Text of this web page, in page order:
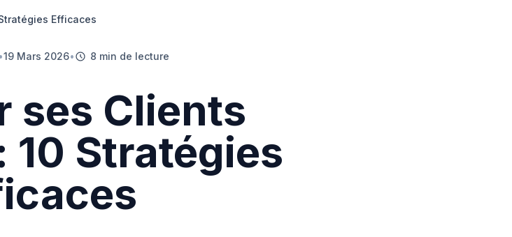
Efficaces
19 Mars 2026• 8 min de lecture
ses Clients
10 Stratégies